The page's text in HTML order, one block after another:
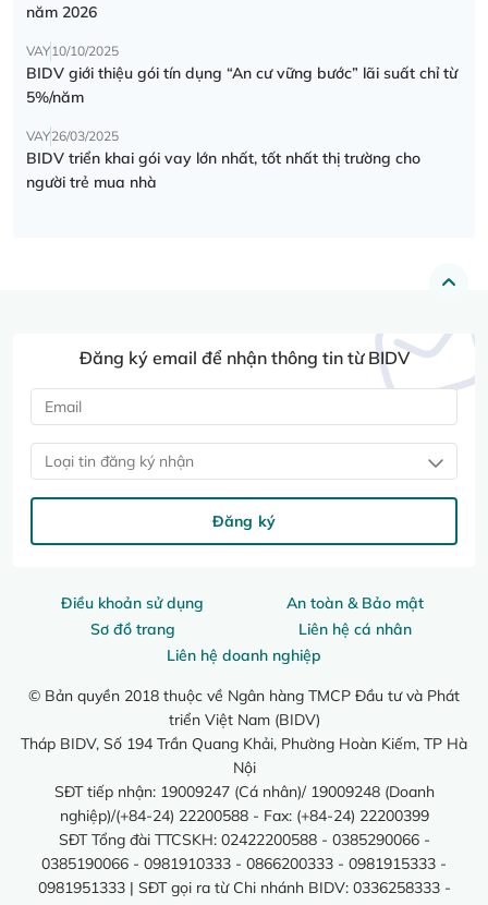
năm 2026
VAY10/10/2025
BIDV giới thiệu gói tín dụng “An cư vững bước” lãi suất chỉ từ
5%/năm
VAY26/03/2025
BIDV triển khai gói vay lớn nhất, tốt nhất thị trường cho
người trẻ mua nhà
Điều khoản sử dụng
An toàn & Bảo mật
Sơ đồ trang
Liên hệ cá nhân
Liên hệ doanh nghiệp
© Bản quyền 2018 thuộc về Ngân hàng TMCP Đầu tư và Phát
triển Việt Nam (BIDV)
Tháp BIDV, Số 194 Trần Quang Khải, Phường Hoàn Kiếm, TP Hà
Nội
SĐT tiếp nhận: 19009247 (Cá nhân)/ 19009248 (Doanh
nghiệp)/(+84-24) 22200588 - Fax: (+84-24) 22200399
SĐT Tổng đài TTCSKH: 02422200588 - 0385290066 -
0385190066 - 0981910333 - 0866200333 - 0981915333 -
0981951333 | SĐT gọi ra từ Chi nhánh BIDV: 0336258333 -
Đăng ký email để nhận thông tin từ BIDV
Loại tin đăng ký nhận
Đăng ký